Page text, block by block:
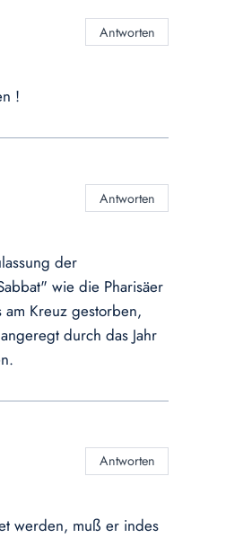
!
Antworten
der
wie die Pharisäer
Kreuz gestorben,
durch das Jahr
Antworten
werden, muß er indes
Antworten